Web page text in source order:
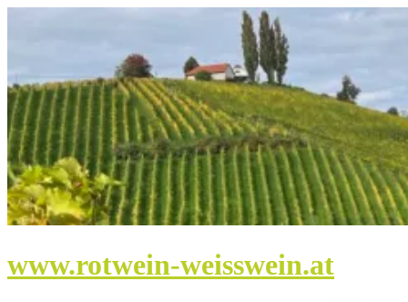
www.rotwein-weisswein.at